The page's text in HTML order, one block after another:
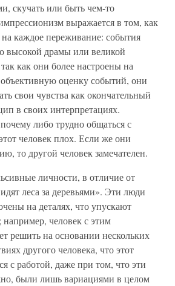
скучать или быть чем-то
выражается в том, как
каждое переживание: события
высокой драмы или великой
как они более настроены на
оценку событий, они
свои чувства как окончательный
в своих интерпретациях.
либо трудно общаться с
человек плох. Если же они
то другой человек замечателен.
личности, в отличие от
леса за деревьями». Эти люди
на деталях, что упускают
человек с этим
решить на основании нескольких
другого человека, что этот
с работой, даже при том, что эти
были лишь вариациями в целом